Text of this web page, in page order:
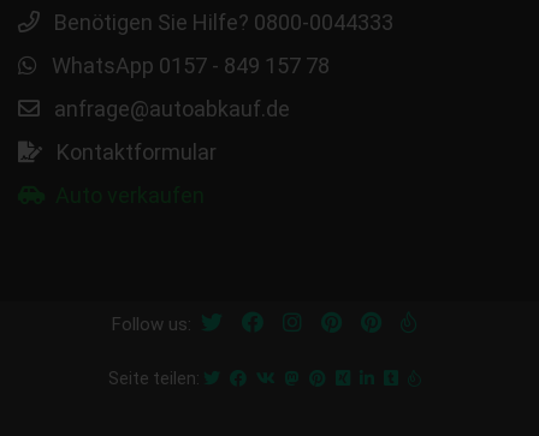
Benötigen Sie Hilfe? 0800-0044333
WhatsApp 0157 - 849 157 78
anfrage@autoabkauf.de
Kontaktformular
Follow us:
Seite teilen: